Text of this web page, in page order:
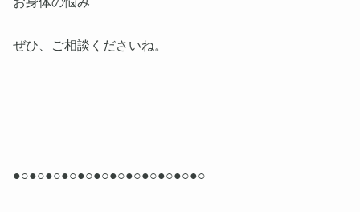
ぜひ、ご相談くださいね。
●○●○●○●○●○●○●○●○●○●○●○●○